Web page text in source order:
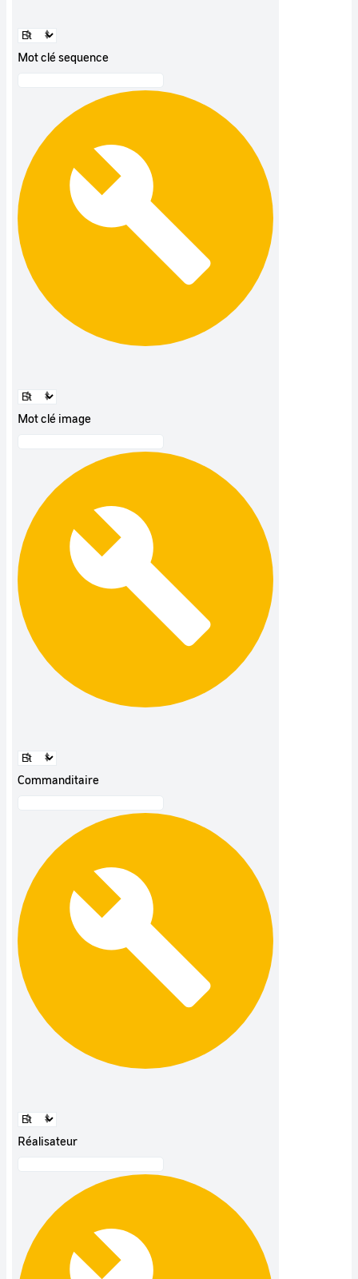
Mot clé sequence
Mot clé image
Commanditaire
Réalisateur